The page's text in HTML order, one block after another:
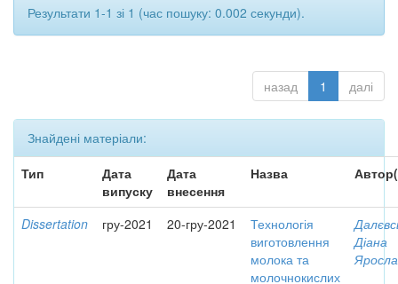
Результати 1-1 зі 1 (час пошуку: 0.002 секунди).
назад 1 далі
Знайдені матеріали:
Тип
Дата
випуску
Дата
внесення
Назва
Dissertation гру-2021 20-гру-2021
Технологія
виготовлення
молока та
молочнокислих
Діана